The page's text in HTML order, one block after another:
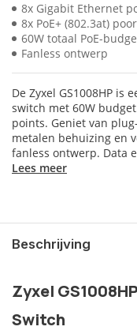
8x Gigabit Ethernet
8x PoE+ (802.3at)
60W totaal PoE-
Fanless ontwerp
De Zyxel GS1008HP is
switch met 60W
points. Geniet van
metalen behuizing en
fanless ontwerp. Data
Lees meer
Beschrijving
Zyxel
Switch